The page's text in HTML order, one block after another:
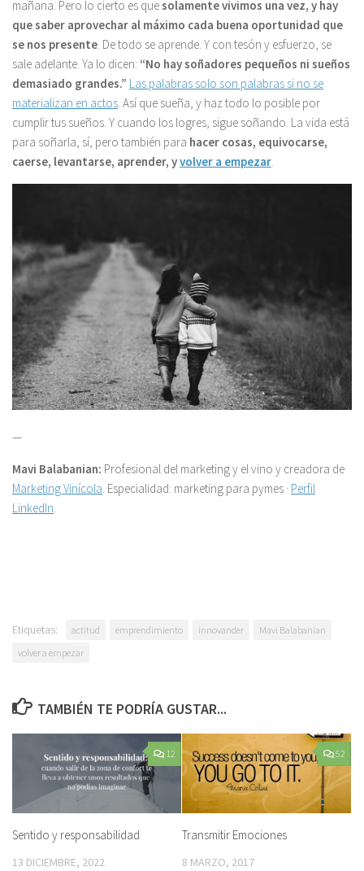
mañana. Pero lo cierto es quesolamente vivimos una vez, y hay
que saber aprovechar al máximo cada buena oportunidad que
se nos presente. De todo se aprende. Y con tesón y esfuerzo, se
sale adelante. Ya lo dicen: “No hay soñadores pequeños ni sueños
demasiado grandes.” Las palabras solo son palabras si no se
materializan en actos. Así que sueña, y haz todo lo posible por
cumplir tus sueños. Y cuando los logres, sigue soñando. La vida está
para soñarla, sí, pero también para hacer cosas, equivocarse,
caerse, levantarse, aprender, yvolver a empezar.
—
Mavi Balabanian: Profesional del marketing y el vino y creadora de
Marketing Vinícola. Especialidad: marketing para pymes · Perfil
LinkedIn.
Etiquetas: actitud emprendimiento innovander
Mavi Balabanian
volver a empezar
TAMBIÉN TE PODRÍA GUSTAR...
12
Sentido y responsabilidad
13 DICIEMBRE, 2022
52
Transmitir Emociones
8 MARZO, 2017